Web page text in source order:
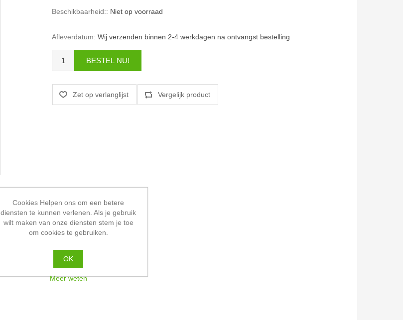
Beschikbaarheid:: Niet op voorraad
Afleverdatum: Wij verzenden binnen 2-4 werkdagen na ontvangst bestelling
Cookies Helpen ons om een betere
diensten te kunnen verlenen. Als je gebruik
wilt maken van onze diensten stem je toe
om cookies te gebruiken.
OK
Meer weten